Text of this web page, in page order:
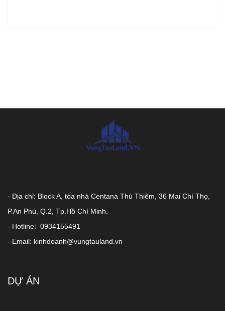
- Địa chỉ: Block A, tòa nhà Centana Thủ Thiêm, 36 Mai Chí Thọ,
P.An Phú, Q.2, Tp.Hồ Chí Minh.
- Hotline: 0934155491
- Email: kinhdoanh@vungtauland.vn
DỰ ÁN